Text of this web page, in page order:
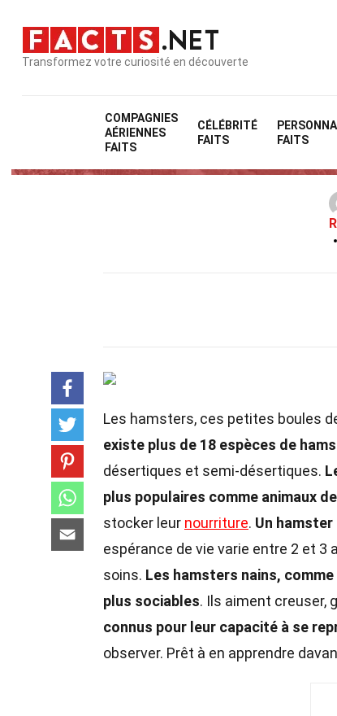
Transformez votre curiosité en découverte
COMPAGNIES
AÉRIENNES
FAITS
CÉLÉBRITÉ
FAITS
FAITS
Les hamsters, ces petites boules
existe plus de 18 espèces de
désertiques et semi-désertiques.
plus populaires comme animaux de
stocker leur nourriture. Un hamster
espérance de vie varie entre 2 et
soins. Les hamsters nains,
plus sociables. Ils aiment creuser,
connus pour leur capacité à se
observer. Prêt à en apprendre